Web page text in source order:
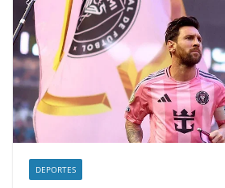
DEPORTES